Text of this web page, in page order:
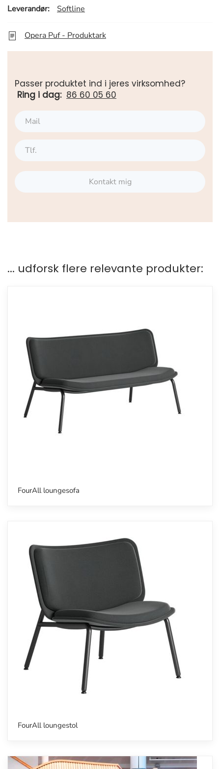
Leverandør:
Softline
Opera Puf - Produktark
Passer produktet ind i jeres virksomhed?
Ring i dag: 86 60 05 60
Kontakt mig
... udforsk flere relevante produkter:
FourAll loungesofa
FourAll loungestol